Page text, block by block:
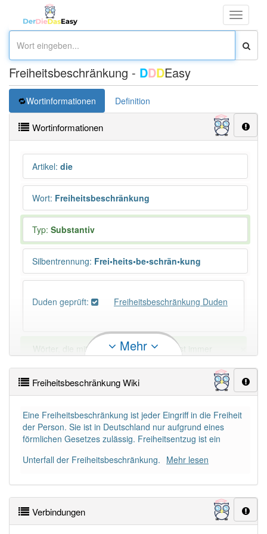
Toggle
Freiheitsbeschränkung - DDDEasy
Wortinformationen Definition
Wortinformationen
Artikel: die
Wort: Freiheitsbeschränkung
Typ: Substantiv
Silbentrennung: Frei•heits•be•schrän•kung
Duden geprüft: Freiheitsbeschränkung Duden
Wörter, die mit "- ung" enden, haben fast immer
DIE:11 043
DAS:2Ausnahmen Beispiele
PowerIndex:3
Häufigkeit: 4 von 10
Mehr
Freiheitsbeschränkung Wiki
Eine Freiheitsbeschränkung ist jeder Eingriff in die Freiheit
der Person. Sie ist in Deutschland nur aufgrund eines
förmlichen Gesetzes zulässig. Freiheitsentzug ist ein
Unterfall der Freiheitsbeschränkung. Mehr lesen
Verbindungen